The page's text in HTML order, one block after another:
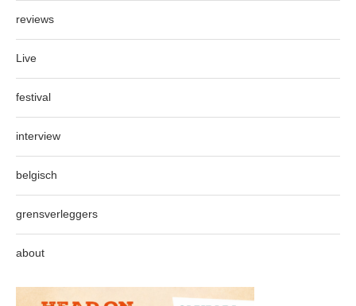
reviews
Live
festival
interview
belgisch
grensverleggers
about